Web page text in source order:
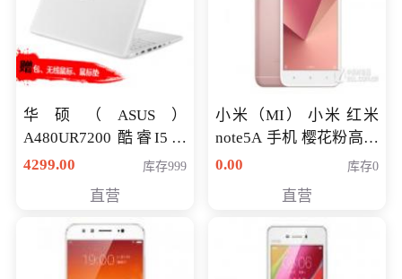
华硕（ASUS）
A480UR7200 酷睿I5超
薄学生办公游戏独显笔
NV930-2G独
4299.00 库存999
直营
小米（MI） 小米 红米
note5A 手机 樱花粉高配
版 全网通(3G+32G)
0.00 库存0
直营